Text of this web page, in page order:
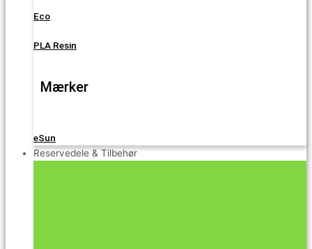
Eco
PLA Resin
Mærker
eSun
Reservedele & Tilbehør